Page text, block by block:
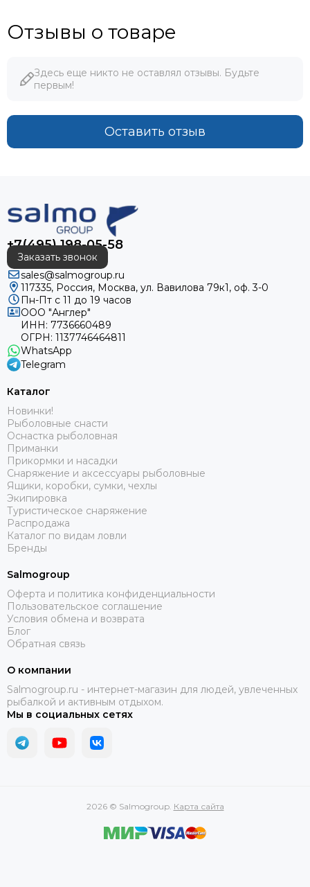
Отзывы о товаре
Здесь еще никто не оставлял отзывы. Будьте
первым!
Оставить отзыв
+7(495) 198-05-58
Заказать звонок
sales@salmogroup.ru
117335, Россия, Москва, ул. Вавилова 79к1, оф. 3-0
Пн-Пт с 11 до 19 часов
ООО "Англер"
ИНН: 7736660489
ОГРН: 1137746464811
WhatsApp
Telegram
Каталог
Новинки!
Рыболовные снасти
Оснастка рыболовная
Приманки
Прикормки и насадки
Снаряжение и аксессуары рыболовные
Ящики, коробки, сумки, чехлы
Экипировка
Туристическое снаряжение
Распродажа
Каталог по видам ловли
Бренды
Salmogroup
Оферта и политика конфиденциальности
Пользовательское соглашение
Условия обмена и возврата
Блог
Обратная связь
О компании
Salmogroup.ru - интернет-магазин для людей, увлеченных
рыбалкой и активным отдыхом.
Мы в социальных сетях
2026 © Salmogroup. Карта сайта